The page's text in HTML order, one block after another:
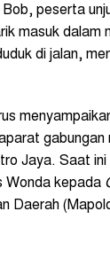
peserta
masuk
di jalan,
Jaya. Saat
Wonda kepada
Daerah